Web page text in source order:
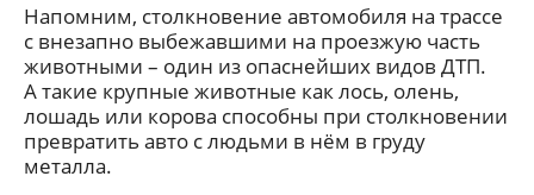
Напомним, столкновение автомобиля на трассе
с внезапно выбежавшими на проезжую часть
животными – один из опаснейших видов ДТП.
А такие крупные животные как лось, олень,
лошадь или корова способны при столкновении
превратить авто с людьми в нём в груду
металла.